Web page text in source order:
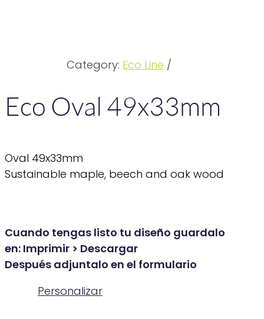
Category: Eco Line
Eco Oval 49x33mm
Oval 49x33mm
Sustainable maple, beech and oak wood
Cuando tengas listo tu diseño guardalo
en: Imprimir > Descargar
Después adjuntalo en el formulario
Personalizar